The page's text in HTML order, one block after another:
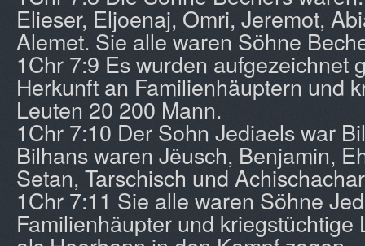
Elieser, Eljoenaj, Omri, Jeremot,
Alemet. Sie alle waren Söhne
1Chr 7:9 Es wurden aufgezeichnet
Herkunft an Familienhäuptern und
Leuten 20 200 Mann.
1Chr 7:10 Der Sohn Jediaels war
Bilhans waren Jëusch, Benjamin,
Setan, Tarschisch und
1Chr 7:11 Sie alle waren Söhne
Familienhäupter und kriegstüchtige